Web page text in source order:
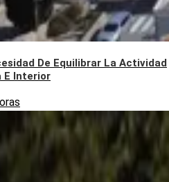
De Equilibrar La Actividad
E Interior